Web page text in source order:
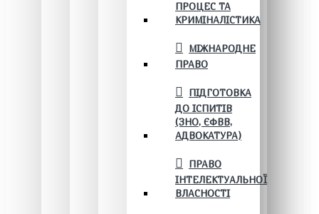
ПРОЦЕС ТА
КРИМІНАЛІСТИКА
МІЖНАРОДНЕ
ПРАВО
ПІДГОТОВКА
ДО ІСПИТІВ
(ЗНО, ЄФВВ,
АДВОКАТУРА)
ПРАВО
ІНТЕЛЕКТУАЛЬНОЇ
ВЛАСНОСТІ